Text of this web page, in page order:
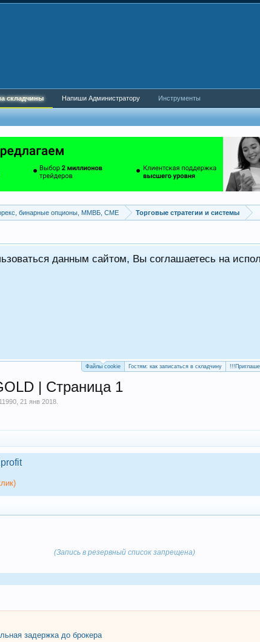
бинарные опционы, ММВБ, CME Торговые стратегии и системы
данным сайтом, Вы соглашаетесь на
Файлы cookie Гостям: как записаться в складчину
| Страница 1
,21 янв 2018
(Запись в резервный список запрещена)
задержка до брокера
складчины Напиши Администратору Инструменты